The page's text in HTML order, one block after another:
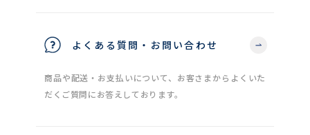
よくある質問・お問い合わせ
商品や配送・お支払いについて、お客さまからよくいた
だくご質問にお答えしております。